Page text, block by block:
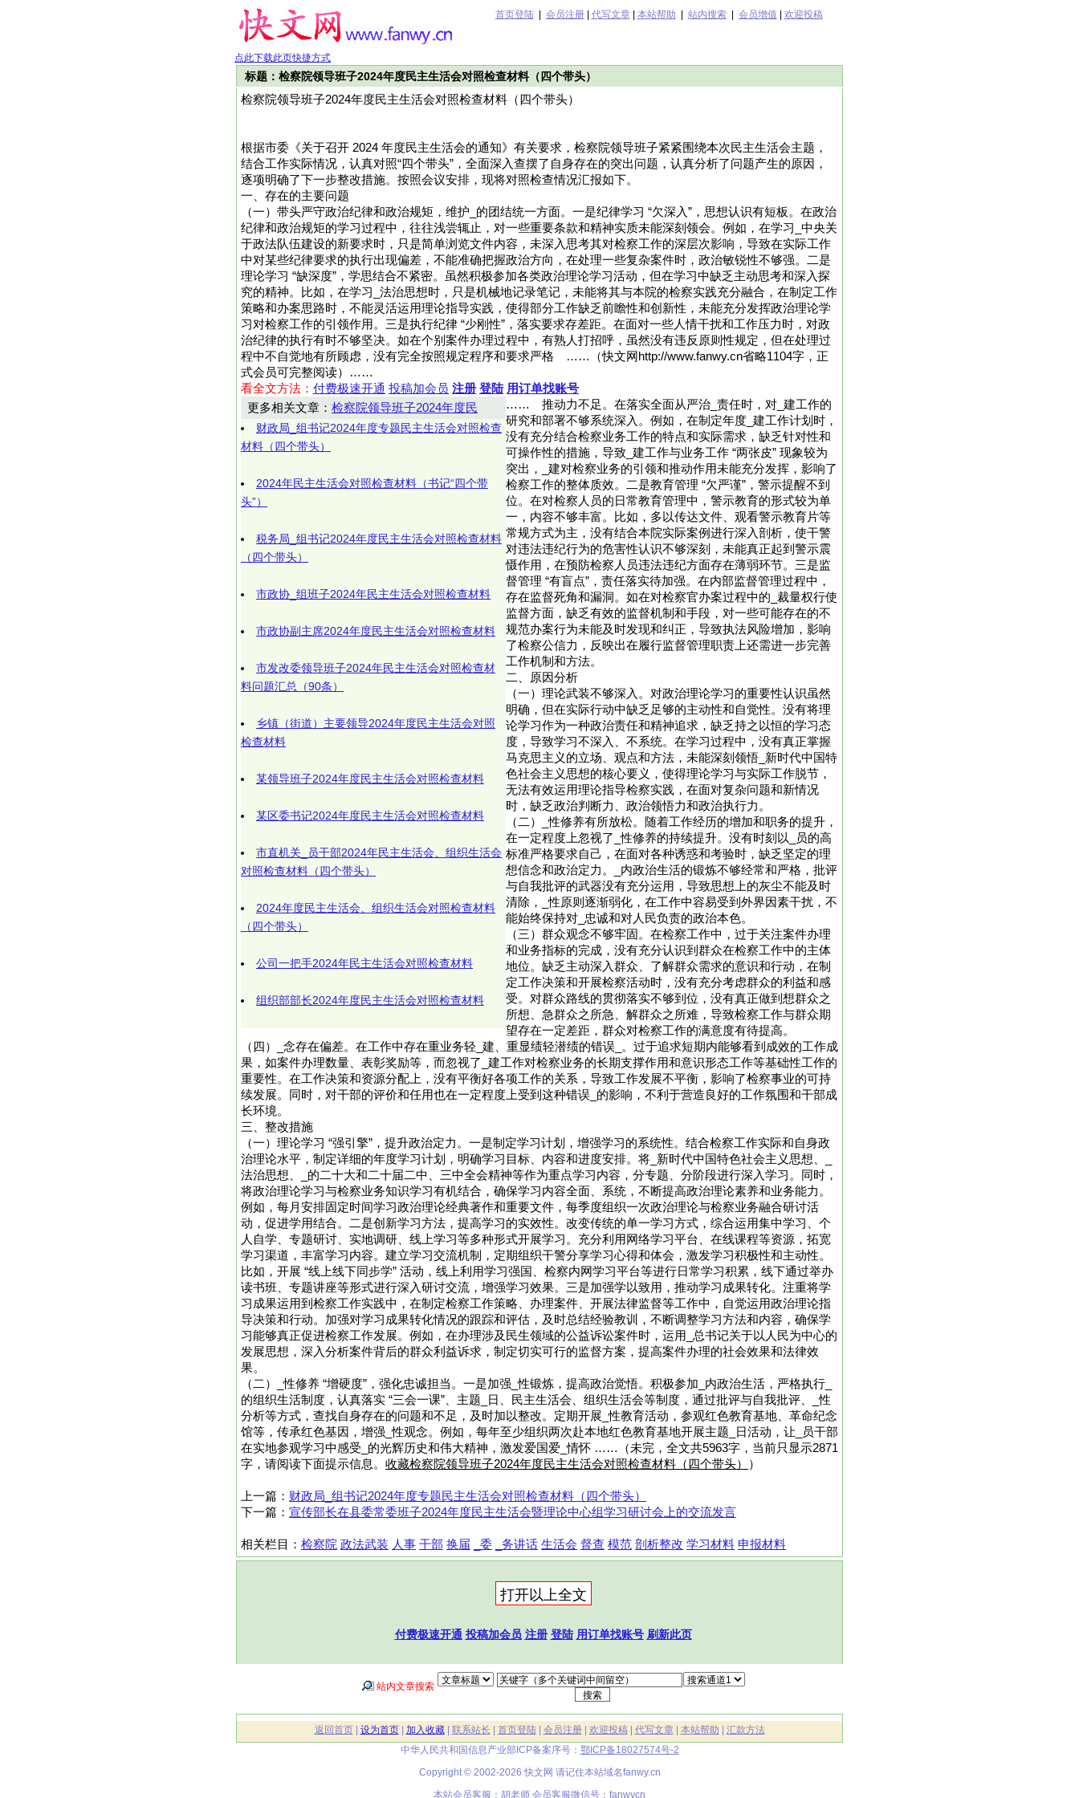
首页登陆| 会员注册| 代写文章| 本站帮助 站内搜索| 会员增值 欢迎投稿
点此下载此页快捷方式
标题：检察院领导班子2024年度民主生活会对照检查材料（四个带头）
检察院领导班子2024年度民主生活会对照检查材料（四个带头）
根据市委《关于召开 2024 年度民主生活会的通知》有关要求，检察院领导班子紧紧围绕本次民主生活会主题，
结合工作实际情况，认真对照“四个带头”，全面深入查摆了自身存在的突出问题，认真分析了问题产生的原因，
逐项明确了下一步整改措施。按照会议安排，现将对照检查情况汇报如下。
一、存在的主要问题
（一）带头严守政治纪律和政治规矩，维护_的团结统一方面。一是纪律学习 “欠深入”，思想认识有短板。在政治
纪律和政治规矩的学习过程中，往往浅尝辄止，对一些重要条款和精神实质未能深刻领会。例如，在学习_中央关
于政法队伍建设的新要求时，只是简单浏览文件内容，未深入思考其对检察工作的深层次影响，导致在实际工作
中对某些纪律要求的执行出现偏差，不能准确把握政治方向，在处理一些复杂案件时，政治敏锐性不够强。二是
理论学习 “缺深度”，学思结合不紧密。虽然积极参加各类政治理论学习活动，但在学习中缺乏主动思考和深入探
究的精神。比如，在学习_法治思想时，只是机械地记录笔记，未能将其与本院的检察实践充分融合，在制定工作
策略和办案思路时，不能灵活运用理论指导实践，使得部分工作缺乏前瞻性和创新性，未能充分发挥政治理论学
习对检察工作的引领作用。三是执行纪律 “少刚性”，落实要求存差距。在面对一些人情干扰和工作压力时，对政
治纪律的执行有时不够坚决。如在个别案件办理过程中，有熟人打招呼，虽然没有违反原则性规定，但在处理过
程中不自觉地有所顾虑，没有完全按照规定程序和要求严格 ……（快文网http://www.fanwy.cn省略1104字，正
式会员可完整阅读）……
看全文方法： 付费极速开通 投稿加会员 注册 登陆 用订单找账号
……
更多相关文章： 检察院领导班子2024年度民
财政局_组书记2024年度专题民主生活会对照检查
材料（四个带头）
2024年民主生活会对照检查材料（书记“四个带
头”）
税务局_组书记2024年度民主生活会对照检查材料
（四个带头）
市政协_组班子2024年民主生活会对照检查材料
市政协副主席2024年度民主生活会对照检查材料
市发改委领导班子2024年民主生活会对照检查材
料问题汇总（90条）
乡镇（街道）主要领导2024年度民主生活会对照
检查材料
某领导班子2024年度民主生活会对照检查材料
某区委书记2024年度民主生活会对照检查材料
市直机关_员干部2024年民主生活会、组织生活会
对照检查材料（四个带头）
2024年度民主生活会、组织生活会对照检查材料
（四个带头）
公司一把手2024年民主生活会对照检查材料
组织部部长2024年度民主生活会对照检查材料
推动力不足。在落实全面从严治_责任时，对_建工作的
研究和部署不够系统深入。例如，在制定年度_建工作计划时，
没有充分结合检察业务工作的特点和实际需求，缺乏针对性和
可操作性的措施，导致_建工作与业务工作 “两张皮” 现象较为
突出，_建对检察业务的引领和推动作用未能充分发挥，影响了
检察工作的整体质效。二是教育管理 “欠严谨”，警示提醒不到
位。在对检察人员的日常教育管理中，警示教育的形式较为单
一，内容不够丰富。比如，多以传达文件、观看警示教育片等
常规方式为主，没有结合本院实际案例进行深入剖析，使干警
对违法违纪行为的危害性认识不够深刻，未能真正起到警示震
慑作用，在预防检察人员违法违纪方面存在薄弱环节。三是监
督管理 “有盲点”，责任落实待加强。在内部监督管理过程中，
存在监督死角和漏洞。如在对检察官办案过程中的_裁量权行使
监督方面，缺乏有效的监督机制和手段，对一些可能存在的不
规范办案行为未能及时发现和纠正，导致执法风险增加，影响
了检察公信力，反映出在履行监督管理职责上还需进一步完善
工作机制和方法。
二、原因分析
（一）理论武装不够深入。对政治理论学习的重要性认识虽然
明确，但在实际行动中缺乏足够的主动性和自觉性。没有将理
论学习作为一种政治责任和精神追求，缺乏持之以恒的学习态
度，导致学习不深入、不系统。在学习过程中，没有真正掌握
马克思主义的立场、观点和方法，未能深刻领悟_新时代中国特
色社会主义思想的核心要义，使得理论学习与实际工作脱节，
无法有效运用理论指导检察实践，在面对复杂问题和新情况
时，缺乏政治判断力、政治领悟力和政治执行力。
（二）_性修养有所放松。随着工作经历的增加和职务的提升，
在一定程度上忽视了_性修养的持续提升。没有时刻以_员的高
标准严格要求自己，在面对各种诱惑和考验时，缺乏坚定的理
想信念和政治定力。_内政治生活的锻炼不够经常和严格，批评
与自我批评的武器没有充分运用，导致思想上的灰尘不能及时
清除，_性原则逐渐弱化，在工作中容易受到外界因素干扰，不
能始终保持对_忠诚和对人民负责的政治本色。
（三）群众观念不够牢固。在检察工作中，过于关注案件办理
和业务指标的完成，没有充分认识到群众在检察工作中的主体
地位。缺乏主动深入群众、了解群众需求的意识和行动，在制
定工作决策和开展检察活动时，没有充分考虑群众的利益和感
受。对群众路线的贯彻落实不够到位，没有真正做到想群众之
所想、急群众之所急、解群众之所难，导致检察工作与群众期
望存在一定差距，群众对检察工作的满意度有待提高。
（四）_念存在偏差。在工作中存在重业务轻_建、重显绩轻潜绩的错误_。过于追求短期内能够看到成效的工作成
果，如案件办理数量、表彰奖励等，而忽视了_建工作对检察业务的长期支撑作用和意识形态工作等基础性工作的
重要性。在工作决策和资源分配上，没有平衡好各项工作的关系，导致工作发展不平衡，影响了检察事业的可持
续发展。同时，对干部的评价和任用也在一定程度上受到这种错误_的影响，不利于营造良好的工作氛围和干部成
长环境。
三、整改措施
（一）理论学习 “强引擎”，提升政治定力。一是制定学习计划，增强学习的系统性。结合检察工作实际和自身政
治理论水平，制定详细的年度学习计划，明确学习目标、内容和进度安排。将_新时代中国特色社会主义思想、_
法治思想、_的二十大和二十届二中、三中全会精神等作为重点学习内容，分专题、分阶段进行深入学习。同时，
将政治理论学习与检察业务知识学习有机结合，确保学习内容全面、系统，不断提高政治理论素养和业务能力。
例如，每月安排固定时间学习政治理论经典著作和重要文件，每季度组织一次政治理论与检察业务融合研讨活
动，促进学用结合。二是创新学习方法，提高学习的实效性。改变传统的单一学习方式，综合运用集中学习、个
人自学、专题研讨、实地调研、线上学习等多种形式开展学习。充分利用网络学习平台、在线课程等资源，拓宽
学习渠道，丰富学习内容。建立学习交流机制，定期组织干警分享学习心得和体会，激发学习积极性和主动性。
比如，开展 “线上线下同步学” 活动，线上利用学习强国、检察内网学习平台等进行日常学习积累，线下通过举办
读书班、专题讲座等形式进行深入研讨交流，增强学习效果。三是加强学以致用，推动学习成果转化。注重将学
习成果运用到检察工作实践中，在制定检察工作策略、办理案件、开展法律监督等工作中，自觉运用政治理论指
导决策和行动。加强对学习成果转化情况的跟踪和评估，及时总结经验教训，不断调整学习方法和内容，确保学
习能够真正促进检察工作发展。例如，在办理涉及民生领域的公益诉讼案件时，运用_总书记关于以人民为中心的
发展思想，深入分析案件背后的群众利益诉求，制定切实可行的监督方案，提高案件办理的社会效果和法律效
果。
（二）_性修养 “增硬度”，强化忠诚担当。一是加强_性锻炼，提高政治觉悟。积极参加_内政治生活，严格执行_
的组织生活制度，认真落实 “三会一课”、主题_日、民主生活会、组织生活会等制度，通过批评与自我批评、_性
分析等方式，查找自身存在的问题和不足，及时加以整改。定期开展_性教育活动，参观红色教育基地、革命纪念
馆等，传承红色基因，增强_性观念。例如，每年至少组织两次赴本地红色教育基地开展主题_日活动，让_员干部
在实地参观学习中感受_的光辉历史和伟大精神，激发爱国爱_情怀 ……（未完，全文共5963字，当前只显示2871
字，请阅读下面提示信息。 收藏检察院领导班子2024年度民主生活会对照检查材料（四个带头） ）
上一篇： 财政局_组书记2024年度专题民主生活会对照检查材料（四个带头）
下一篇： 宣传部长在县委常委班子2024年度民主生活会暨理论中心组学习研讨会上的交流发言
相关栏目： 检察院 政法武装 人事 干部 换届 _委 _务讲话 生活会 督查 模范 剖析整改 学习材料 申报材料
付费极速开通 投稿加会员 注册 登陆 用订单找账号 刷新此页
站内文章搜索
返回首页| 设为首页| 加入收藏| 联系站长 首页登陆| 会员注册| 欢迎投稿 代写文章| 本站帮助
汇款方法
中华人民共和国信息产业部ICP备案序号： 鄂ICP备18027574号-2
Copyright © 2002-2026 快文网 请记住本站域名fanwy.cn
本站会员客服：胡老师 会员客服微信号：fanwycn